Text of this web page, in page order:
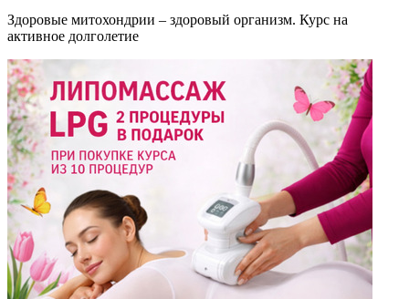
Здоровые митохондрии – здоровый организм. Курс на
активное долголетие